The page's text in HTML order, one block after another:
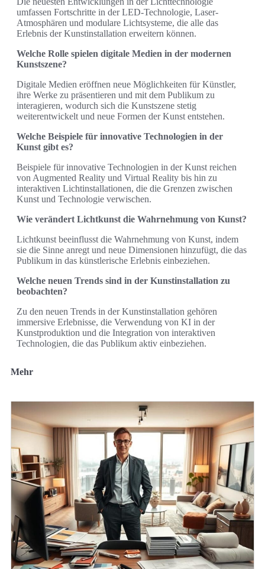
umfassen Fortschritte in der LED-Technologie, Laser-
Atmosphären und modulare Lichtsysteme, die alle das
Erlebnis der Kunstinstallation erweitern können.
Welche Rolle spielen digitale Medien in der modernen
Kunstszene?
Digitale Medien eröffnen neue Möglichkeiten für Künstler,
ihre Werke zu präsentieren und mit dem Publikum zu
interagieren, wodurch sich die Kunstszene stetig
weiterentwickelt und neue Formen der Kunst entstehen.
Welche Beispiele für innovative Technologien in der
Kunst gibt es?
Beispiele für innovative Technologien in der Kunst reichen
von Augmented Reality und Virtual Reality bis hin zu
interaktiven Lichtinstallationen, die die Grenzen zwischen
Kunst und Technologie verwischen.
Wie verändert Lichtkunst die Wahrnehmung von Kunst?
Lichtkunst beeinflusst die Wahrnehmung von Kunst, indem
sie die Sinne anregt und neue Dimensionen hinzufügt, die das
Publikum in das künstlerische Erlebnis einbeziehen.
Welche neuen Trends sind in der Kunstinstallation zu
beobachten?
Zu den neuen Trends in der Kunstinstallation gehören
immersive Erlebnisse, die Verwendung von KI in der
Kunstproduktion und die Integration von interaktiven
Technologien, die das Publikum aktiv einbeziehen.
Mehr